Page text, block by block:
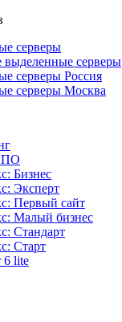
серверы
выделенные серверы
серверы Россия
серверы Москва
ПО
Бизнес
Эксперт
Первый сайт
Малый бизнес
Стандарт
Старт
6 lite